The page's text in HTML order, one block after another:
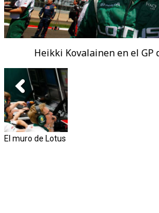
Heikki Kovalainen en el GP
El muro de Lotus